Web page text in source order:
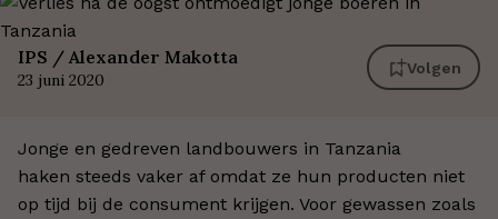
IPS / Alexander Makotta
23 juni 2020
Volgen
Jonge en gedreven landbouwers in Tanzania
haken steeds vaker af omdat ze hun producten niet
op tijd bij de consument krijgen. Voor gewassen zoals